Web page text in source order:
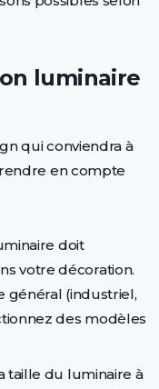
luminaire
qui conviendra à
en compte
doit
votre décoration.
général (industriel,
des modèles
taille du luminaire à